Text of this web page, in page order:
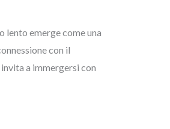
lento emerge come una
con il
a immergersi con